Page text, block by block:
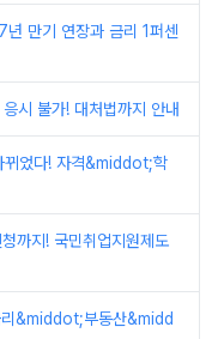
만기 연장과 금리 1퍼센
시 불가! 대처법까지 안내
뀌었다! 자격&middot;학
까지! 국민취업지원제도
리&middot;부동산&midd